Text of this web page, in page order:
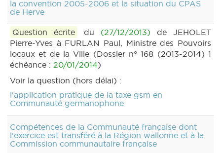
la convention 2005-2006 et la situation du CPAS
de Herve
Question écrite du (27/12/2013) de JEHOLET
Pierre-Yves à FURLAN Paul, Ministre des Pouvoirs
locaux et de la Ville (Dossier n° 168 (2013-2014) 1
échéance : 20/01/2014)
Voir la question (hors délai) :
l'application pratique de la taxe gsm en
Communauté germanophone
Compétences de la Communauté française dont
l'exercice est transféré à la Région wallonne et à la
Commission communautaire française